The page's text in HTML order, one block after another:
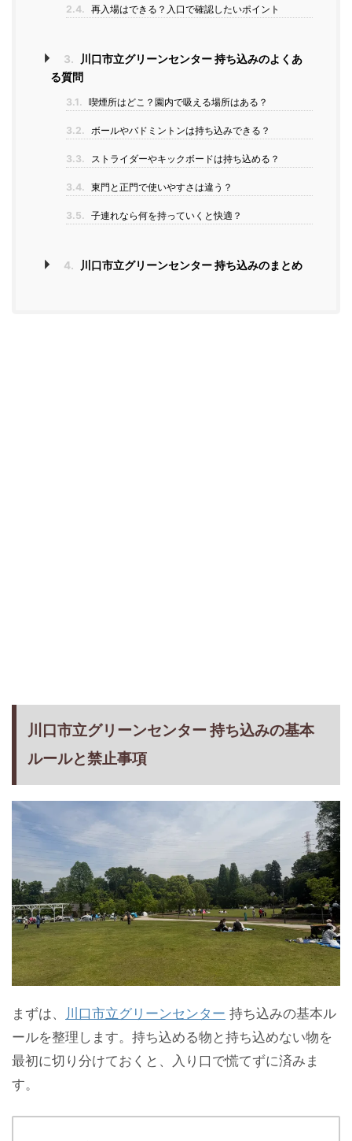
2.4. 再入場はできる？入口で確認したいポイント
3.
川口市立グリーンセンター 持ち込みのよくあ
る質問
3.1. 喫煙所はどこ？園内で吸える場所はある？
3.2. ボールやバドミントンは持ち込みできる？
3.3. ストライダーやキックボードは持ち込める？
3.4. 東門と正門で使いやすさは違う？
3.5. 子連れなら何を持っていくと快適？
4. 川口市立グリーンセンター 持ち込みのまとめ
川口市立グリーンセンター 持ち込みの基本
ルールと禁止事項
まずは、 川口市立グリーンセンター 持ち込みの基本ル
ールを整理します。持ち込める物と持ち込めない物を
最初に切り分けておくと、入り口で慌てずに済みま
す。